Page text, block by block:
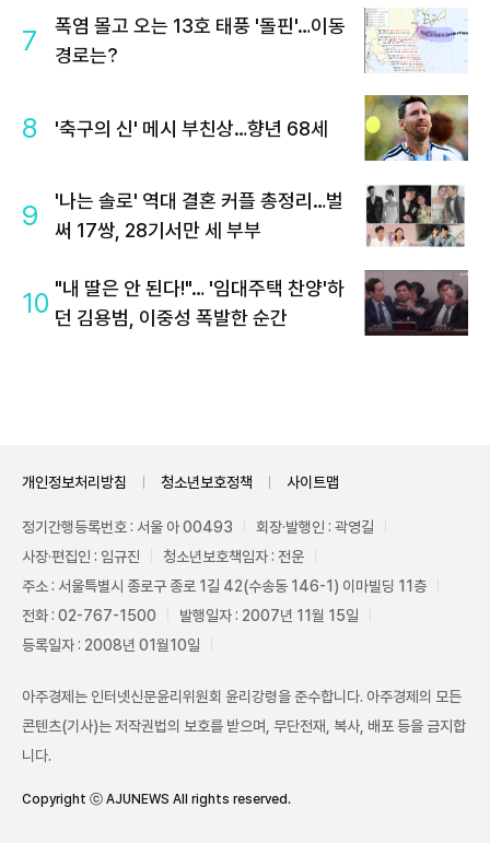
7
폭염 몰고 오는 13호 태풍 '돌핀'…이동
경로는?
8 '축구의 신' 메시 부친상…향년 68세
9
'나는 솔로' 역대 결혼 커플 총정리…벌
써 17쌍, 28기서만 세 부부
10 "내 딸은 안 된다!"… '임대주택 찬양'하
던 김용범, 이중성 폭발한 순간
개인정보처리방침 청소년보호정책 사이트맵
정기간행등록번호 : 서울 아 00493
회장·발행인 : 곽영길
사장·편집인 : 임규진
청소년보호책임자 : 전운
주소 : 서울특별시 종로구 종로 1길 42(수송동 146-1) 이마빌딩 11층
전화 : 02-767-1500
발행일자 : 2007년 11월 15일
등록일자 : 2008년 01월10일
아주경제는 인터넷신문윤리위원회 윤리강령을 준수합니다. 아주경제의 모든
콘텐츠(기사)는 저작권법의 보호를 받으며, 무단전재, 복사, 배포 등을 금지합
니다.
Copyright ⓒ AJUNEWS All rights reserved.